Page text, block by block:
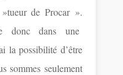
de Procar ».
donc dans une
la possibilité d’être
sommes seulement